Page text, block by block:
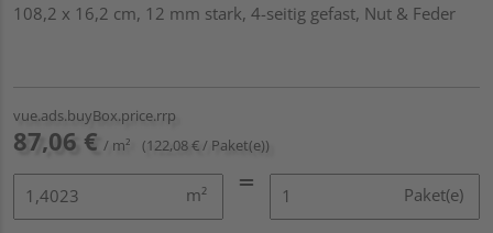
108,2 x 16,2 cm, 12 mm stark, 4-seitig gefast, Nut & Feder
vue.ads.buyBox.price.rrp
87,06 € / m² (122,08 € / Paket(e))
m² Paket(e)